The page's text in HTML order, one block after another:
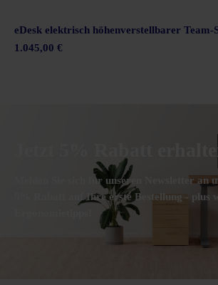
eDesk elektrisch höhenverstellbarer Team-
1.045,00 €
Jetzt 5% Rabatt
Melden Sie sich für unseren Newsletter an
5% Rabatt auf Ihre erste Bestellung -